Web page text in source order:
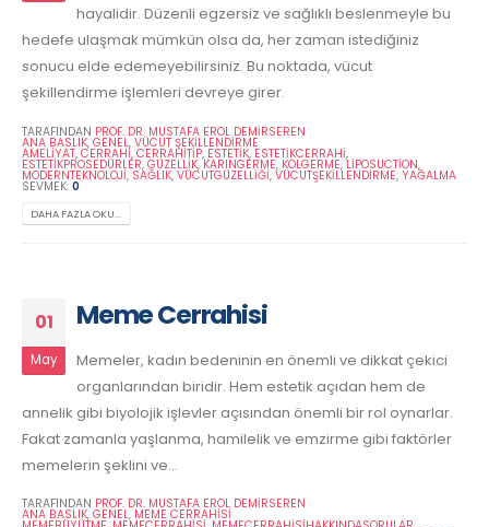
hayalidir. Düzenli egzersiz ve sağlıklı beslenmeyle bu
hedefe ulaşmak mümkün olsa da, her zaman istediğiniz
sonucu elde edemeyebilirsiniz. Bu noktada, vücut
şekillendirme işlemleri devreye girer.
TARAFINDAN PROF. DR. MUSTAFA EROL DEMİRSEREN
ANA BASLIK, GENEL, VÜCUT ŞEKILLENDIRME
AMELIYAT, CERRAHI, CERRAHITIP, ESTETIK, ESTETIKCERRAHI,
ESTETIKPROSEDÜRLER, GÜZELLIK,KARINGERME, KOLGERME, LIPOSUCTION,
MODERNTEKNOLOJI, SAĞLIK, VÜCUTGÜZELLIĞI, VÜCUTŞEKILLENDIRME, YAĞALMA
SEVMEK: 0
DAHA FAZLA OKU...
01
May
Meme Cerrahisi
Memeler, kadın bedeninin en önemli ve dikkat çekici
organlarından biridir. Hem estetik açıdan hem de
annelik gibi biyolojik işlevler açısından önemli bir rol oynarlar.
Fakat zamanla yaşlanma, hamilelik ve emzirme gibi faktörler
memelerin şeklini ve...
TARAFINDAN PROF. DR. MUSTAFA EROL DEMİRSEREN
ANA BASLIK, GENEL, MEME CERRAHISI